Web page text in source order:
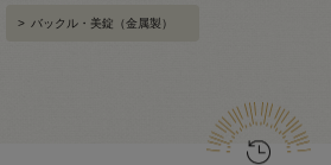
> バックル・美錠（金属製）